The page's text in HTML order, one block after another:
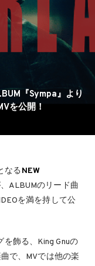
『Sympa』より
を公開！
なる NEW
ALBUMのリード曲
を満を持して公
を飾る、King Gnuの
で、MVでは他の楽